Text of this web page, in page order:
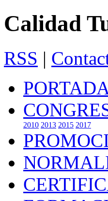
Calidad
RSS |
2010 2013 2015 2017